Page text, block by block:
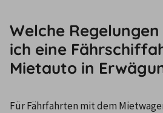
Welche
ich eine
Mietauto in
Für Fährfahrten mit dem